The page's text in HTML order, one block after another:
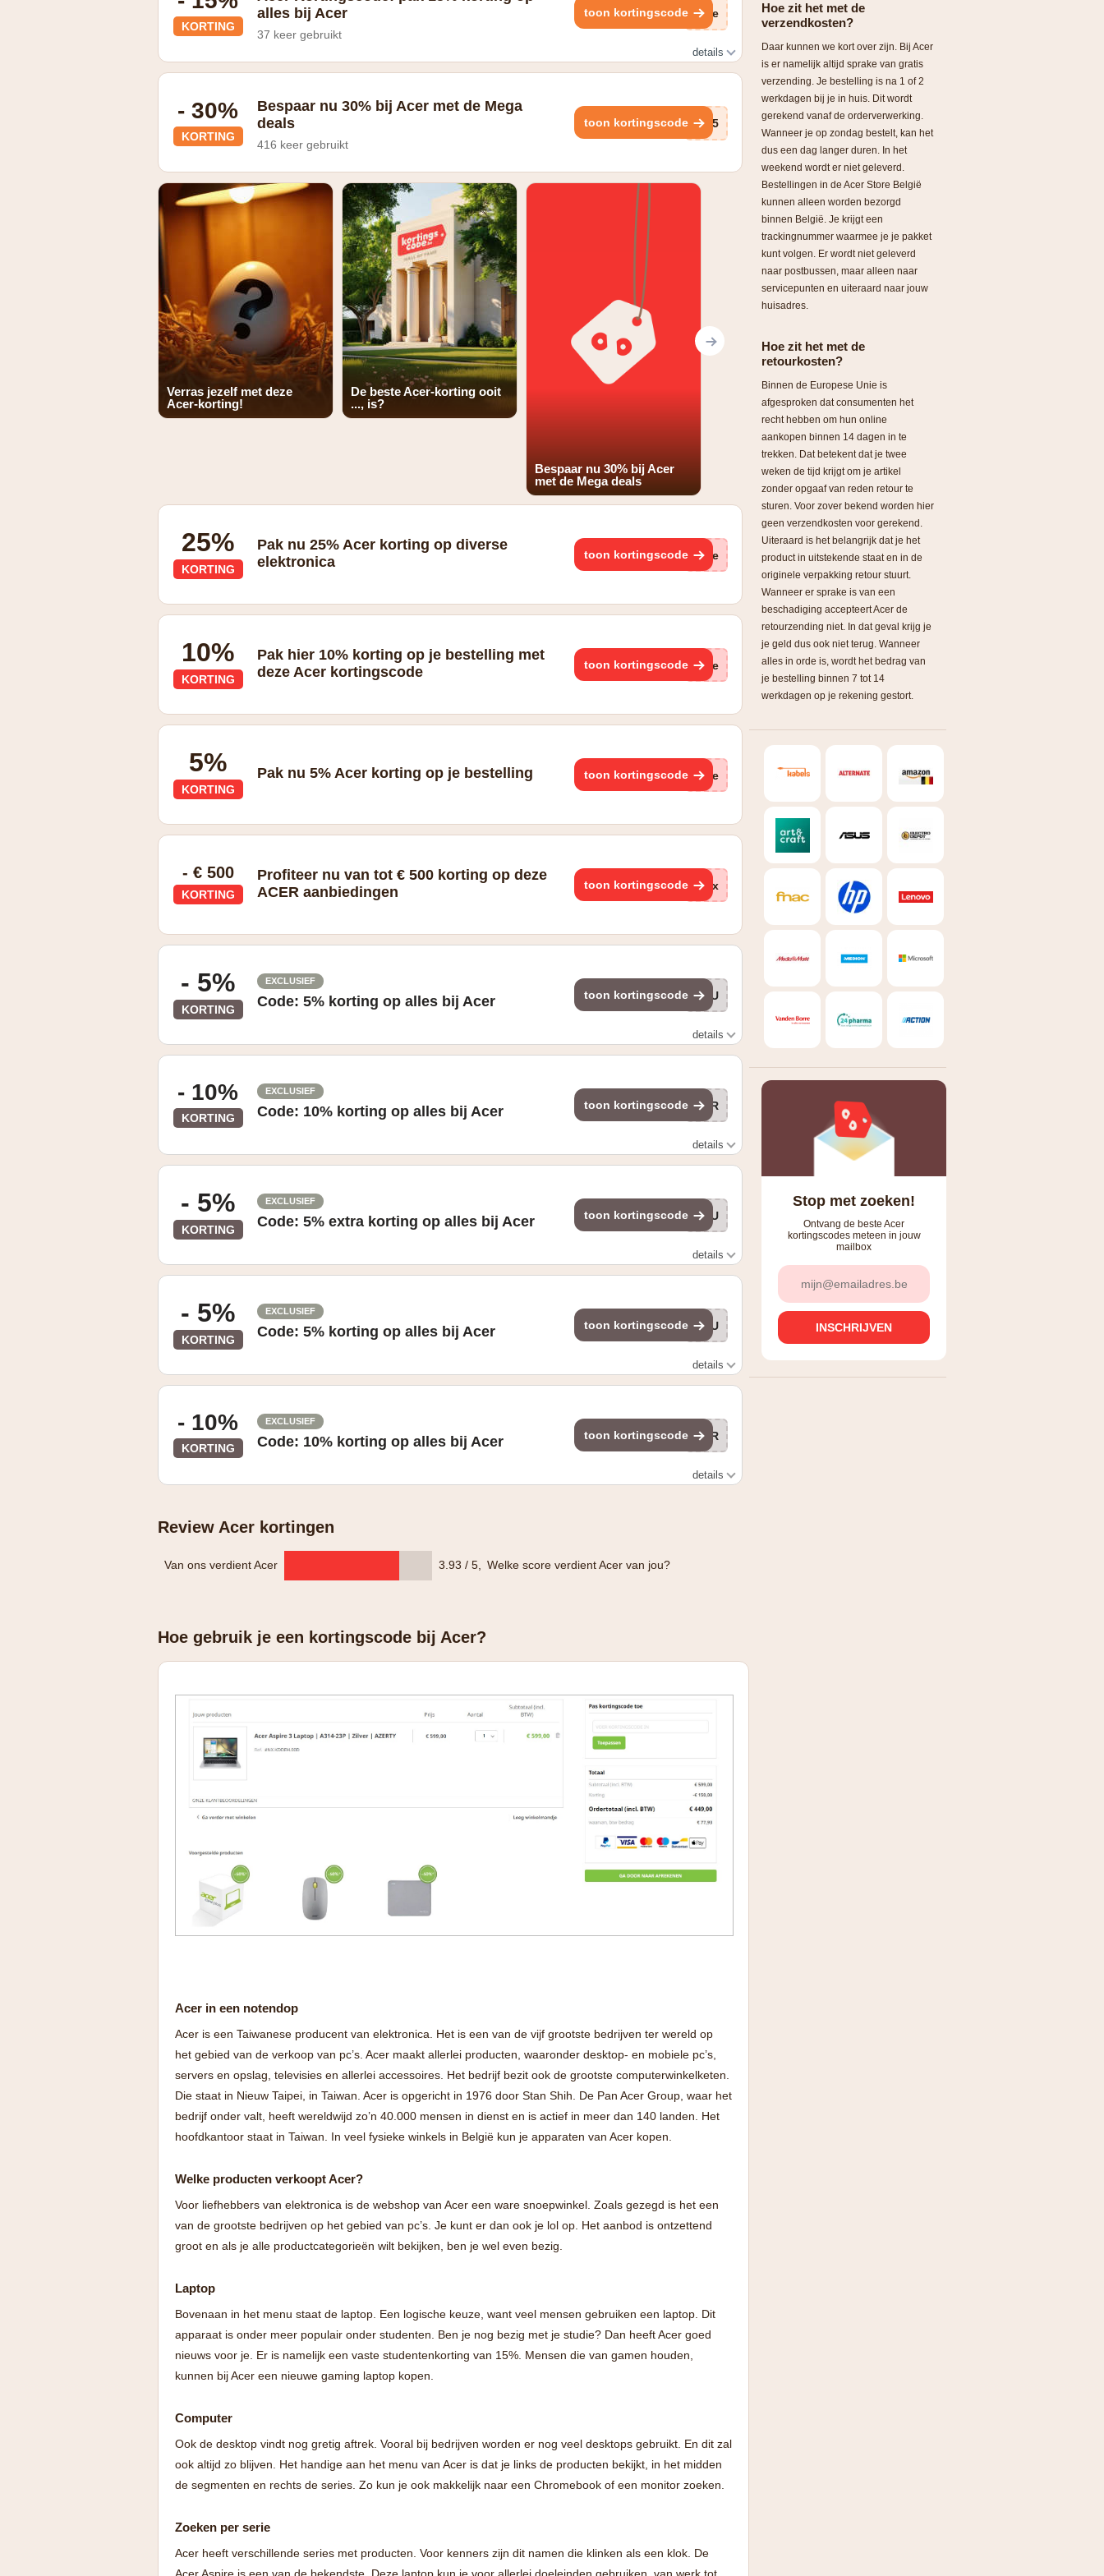
KORTING
alles bij Acer
37 keer gebruikt
toon kortingscode K0e
details
- 30%
KORTING
Bespaar nu 30% bij Acer met de Mega
deals
416 keer gebruikt
toon kortingscode kE5
Verras jezelf met deze
Acer-korting!
De beste Acer-korting ooit
..., is?
Bespaar nu 30% bij Acer
met de Mega deals
25%
KORTING
Pak nu 25% Acer korting op diverse
elektronica
toon kortingscode (ge
10%
KORTING
Pak hier 10% korting op je bestelling met
deze Acer kortingscode
toon kortingscode (ge
5%
KORTING
Pak nu 5% Acer korting op je bestelling toon kortingscode (ge
- € 500
KORTING
Profiteer nu van tot € 500 korting op deze
ACER aanbiedingen
toon kortingscode eCx
- 5%
KORTING
EXCLUSIEF
Code: 5% korting op alles bij Acer toon kortingscode ROU
details
gedaan door bedrijven of personen die niet als consument kwalificeren.
- 10%
KORTING
EXCLUSIEF
Code: 10% korting op alles bij Acer toon kortingscode FLR
details
door bedrijven of personen die niet als consument kwalificeren.
- 5%
KORTING
EXCLUSIEF
Code: 5% extra korting op alles bij Acer toon kortingscode ROU
details
gedaan door bedrijven of personen die niet als consument kwalificeren.
- 5%
KORTING
EXCLUSIEF
Code: 5% korting op alles bij Acer toon kortingscode ROU
details
gedaan door bedrijven of personen die niet als consument kwalificeren.
- 10%
KORTING
EXCLUSIEF
Code: 10% korting op alles bij Acer toon kortingscode FLR
details
door bedrijven of personen die niet als consument kwalificeren.
Review Acer kortingen
Van ons verdient Acer 3.93 / 5, Welke score verdient Acer van jou?
Hoe gebruik je een kortingscode bij Acer?
Acer in een notendop
Acer is een Taiwanese producent van elektronica. Het is een van de vijf grootste bedrijven ter wereld op
het gebied van de verkoop van pc’s. Acer maakt allerlei producten, waaronder desktop- en mobiele pc’s,
servers en opslag, televisies en allerlei accessoires. Het bedrijf bezit ook de grootste computerwinkelketen.
Die staat in Nieuw Taipei, in Taiwan. Acer is opgericht in 1976 door Stan Shih. De Pan Acer Group, waar het
bedrijf onder valt, heeft wereldwijd zo’n 40.000 mensen in dienst en is actief in meer dan 140 landen. Het
hoofdkantoor staat in Taiwan. In veel fysieke winkels in België kun je apparaten van Acer kopen.
Welke producten verkoopt Acer?
Voor liefhebbers van elektronica is de webshop van Acer een ware snoepwinkel. Zoals gezegd is het een
van de grootste bedrijven op het gebied van pc’s. Je kunt er dan ook je lol op. Het aanbod is ontzettend
groot en als je alle productcategorieën wilt bekijken, ben je wel even bezig.
Laptop
Bovenaan in het menu staat de laptop. Een logische keuze, want veel mensen gebruiken een laptop. Dit
apparaat is onder meer populair onder studenten. Ben je nog bezig met je studie? Dan heeft Acer goed
nieuws voor je. Er is namelijk een vaste studentenkorting van 15%. Mensen die van gamen houden,
kunnen bij Acer een nieuwe gaming laptop kopen.
Computer
Ook de desktop vindt nog gretig aftrek. Vooral bij bedrijven worden er nog veel desktops gebruikt. En dit zal
ook altijd zo blijven. Het handige aan het menu van Acer is dat je links de producten bekijkt, in het midden
de segmenten en rechts de series. Zo kun je ook makkelijk naar een Chromebook of een monitor zoeken.
Zoeken per serie
Acer heeft verschillende series met producten. Voor kenners zijn dit namen die klinken als een klok. De
Acer Aspire is een van de bekendste. Deze laptop kun je voor allerlei doeleinden gebruiken, van werk tot
Hoe zit het met de
verzendkosten?
Daar kunnen we kort over zijn. Bij Acer
is er namelijk altijd sprake van gratis
verzending. Je bestelling is na 1 of 2
werkdagen bij je in huis. Dit wordt
gerekend vanaf de orderverwerking.
Wanneer je op zondag bestelt, kan het
dus een dag langer duren. In het
weekend wordt er niet geleverd.
Bestellingen in de Acer Store België
kunnen alleen worden bezorgd
binnen België. Je krijgt een
trackingnummer waarmee je je pakket
kunt volgen. Er wordt niet geleverd
naar postbussen, maar alleen naar
servicepunten en uiteraard naar jouw
huisadres.
Hoe zit het met de
retourkosten?
Binnen de Europese Unie is
afgesproken dat consumenten het
recht hebben om hun online
aankopen binnen 14 dagen in te
trekken. Dat betekent dat je twee
weken de tijd krijgt om je artikel
zonder opgaaf van reden retour te
sturen. Voor zover bekend worden hier
geen verzendkosten voor gerekend.
Uiteraard is het belangrijk dat je het
product in uitstekende staat en in de
originele verpakking retour stuurt.
Wanneer er sprake is van een
beschadiging accepteert Acer de
retourzending niet. In dat geval krijg je
je geld dus ook niet terug. Wanneer
alles in orde is, wordt het bedrag van
je bestelling binnen 7 tot 14
werkdagen op je rekening gestort.
Stop met zoeken!
Ontvang de beste Acer
kortingscodes meteen in jouw
mailbox